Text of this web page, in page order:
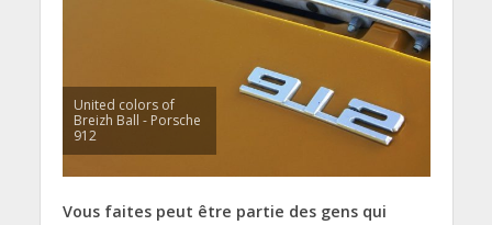
United colors of
Breizh Ball - Porsche
912
Vous faites peut être partie des gens qui